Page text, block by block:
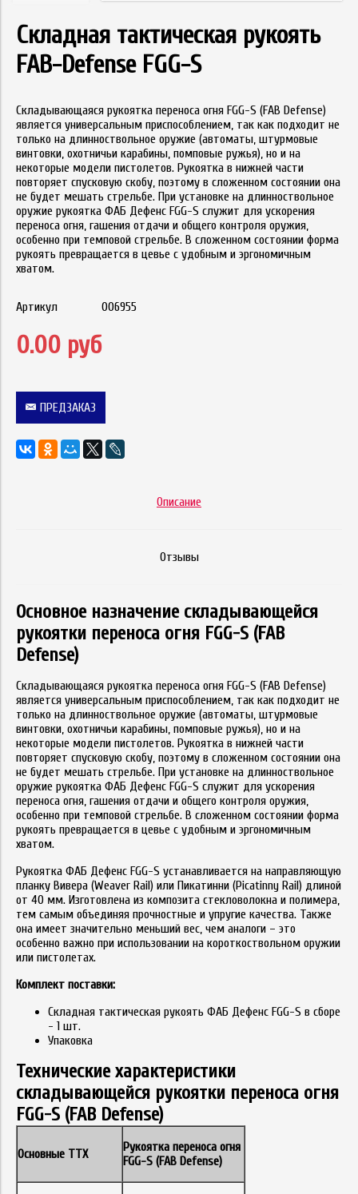
Складная тактическая рукоять
FAB-Defense FGG-S
Складывающаяся рукоятка переноса огня FGG-S (FAB Defense)
является универсальным приспособлением, так как подходит не
только на длинноствольное оружие (автоматы, штурмовые
винтовки, охотничьи карабины, помповые ружья), но и на
некоторые модели пистолетов. Рукоятка в нижней части
повторяет спусковую скобу, поэтому в сложенном состоянии она
не будет мешать стрельбе. При установке на длинноствольное
оружие рукоятка ФАБ Дефенс FGG-S служит для ускорения
переноса огня, гашения отдачи и общего контроля оружия,
особенно при темповой стрельбе. В сложенном состоянии форма
рукоять превращается в цевье с удобным и эргономичным
хватом.
Артикул 006955
0.00 руб
ПРЕДЗАКАЗ
Описание
Отзывы
Основное назначение складывающейся
рукоятки переноса огня FGG-S (FAB
Defense)
Складывающаяся рукоятка переноса огня FGG-S (FAB Defense)
является универсальным приспособлением, так как подходит не
только на длинноствольное оружие (автоматы, штурмовые
винтовки, охотничьи карабины, помповые ружья), но и на
некоторые модели пистолетов. Рукоятка в нижней части
повторяет спусковую скобу, поэтому в сложенном состоянии она
не будет мешать стрельбе. При установке на длинноствольное
оружие рукоятка ФАБ Дефенс FGG-S служит для ускорения
переноса огня, гашения отдачи и общего контроля оружия,
особенно при темповой стрельбе. В сложенном состоянии форма
рукоять превращается в цевье с удобным и эргономичным
хватом.
Рукоятка ФАБ Дефенс FGG-S устанавливается на направляющую
планку Вивера (Weaver Rail) или Пикатинни (Picatinny Rail) длиной
от 40 мм. Изготовлена из композита стекловолокна и полимера,
тем самым объединяя прочностные и упругие качества. Также
она имеет значительно меньший вес, чем аналоги – это
особенно важно при использовании на короткоствольном оружии
или пистолетах.
Комплект поставки:
Складная тактическая рукоять ФАБ Дефенс FGG-S в сборе
- 1 шт.
Упаковка
Технические характеристики
складывающейся рукоятки переноса огня
FGG-S (FAB Defense)
Основные ТТХ Рукоятка переноса огня
FGG-S (FAB Defense)